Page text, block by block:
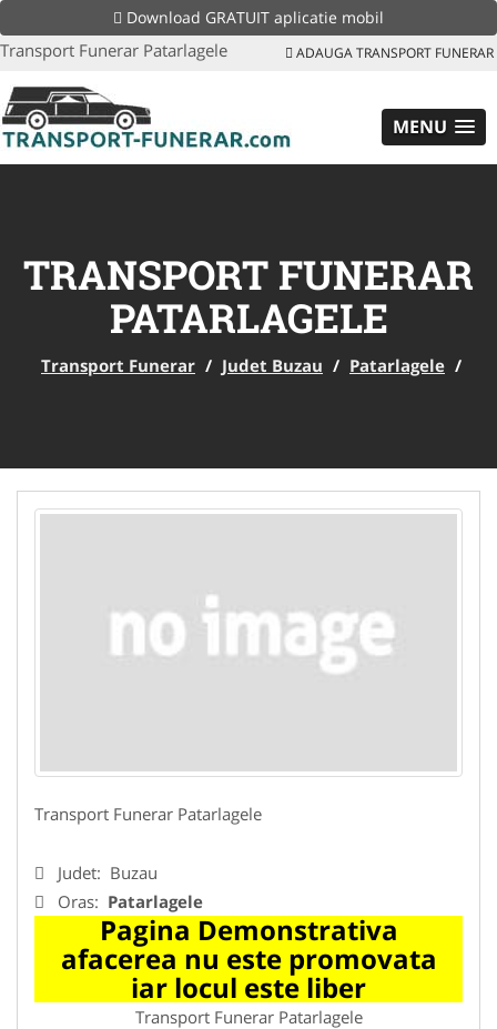
Download GRATUIT aplicatie mobil
Transport Funerar Patarlagele ADAUGA TRANSPORT FUNERAR
MENU
TRANSPORT FUNERAR
PATARLAGELE
Transport Funerar / Judet Buzau / Patarlagele /
Transport Funerar Patarlagele
Judet: Buzau
Oras: Patarlagele
Pagina Demonstrativa
afacerea nu este promovata
iar locul este liber
Transport Funerar Patarlagele